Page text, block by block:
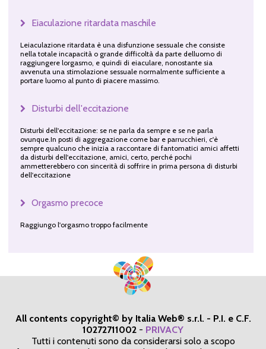
Eiaculazione ritardata maschile
Leiaculazione ritardata è una disfunzione sessuale che consiste
nella totale incapacità o grande difficoltà da parte delluomo di
raggiungere lorgasmo, e quindi di eiaculare, nonostante sia
avvenuta una stimolazione sessuale normalmente sufficiente a
portare luomo al punto di piacere massimo.
Disturbi dell'eccitazione
Disturbi dell'eccitazione: se ne parla da sempre e se ne parla
ovunque.In posti di aggregazione come bar e parrucchieri, c'è
sempre qualcuno che inizia a raccontare di fantomatici amici affetti
da disturbi dell'eccitazione, amici, certo, perché pochi
ammetterebbero con sincerità di soffrire in prima persona di disturbi
dell'eccitazione
Orgasmo precoce
Raggiungo l'orgasmo troppo facilmente
All contents copyright© by Italia Web® s.r.l. - P.I. e C.F.
10272711002 - PRIVACY
Tutti i contenuti sono da considerarsi solo a scopo